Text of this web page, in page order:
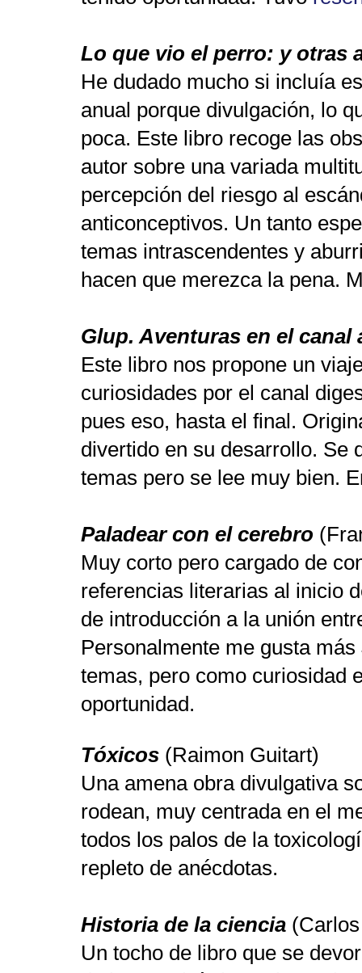
Lo que vio el perro: y otras
He dudado mucho si incluía
anual porque divulgación, lo
poca. Este libro recoge las
autor sobre una variada
percepción del riesgo al
anticonceptivos. Un tanto
temas intrascendentes y
hacen que merezca la pena.
Glup. Aventuras en el canal
Este libro nos propone un
curiosidades por el canal
pues eso, hasta el final. O
divertido en su desarrollo. Se
temas pero se lee muy bien.
Paladear con el cerebro
Muy corto pero cargado de
referencias literarias al inicio
de introducción a la unión
Personalmente me gusta
temas, pero como curiosidad
oportunidad.
Tóxicos (Raimon Guitart)
Una amena obra divulgativa
rodean, muy centrada en el
todos los palos de la
repleto de anécdotas.
Historia de la ciencia
Un tocho de libro que se